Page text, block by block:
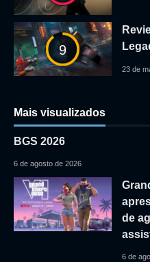
9
23 de
Mais visualizados
BGS 2026
6 de agosto de 2026
de
6 de